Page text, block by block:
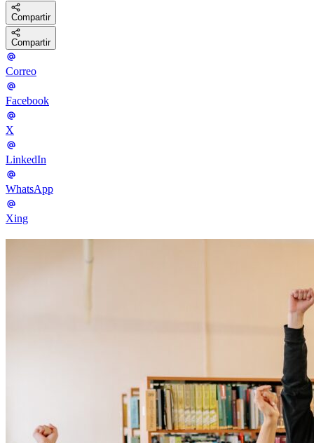
Compartir
Compartir
Correo
Facebook
X
LinkedIn
WhatsApp
Xing